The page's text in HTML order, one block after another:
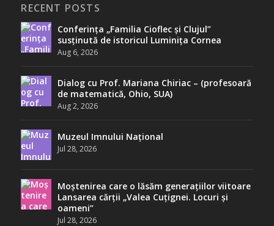
RECENT POSTS
Conferința „Familia Cioflec și Clujul”
susținută de istoricul Luminița Cornea
Aug 6, 2026
Dialog cu Prof. Mariana Chiriac – (profesoară
de matematică, Ohio, SUA)
Aug 2, 2026
Muzeul Imnului Național
Jul 28, 2026
Moștenirea care o lăsăm generațiilor viitoare
Lansarea cărții „Valea Cuțignei. Locuri și
oameni”
Jul 28, 2026